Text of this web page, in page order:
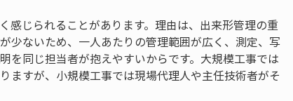
感じられることがあります。理由は、出来形管理の重
少ないため、一人あたりの管理範囲が広く、測定、写
を同じ担当者が抱えやすいからです。大規模工事では
ますが、小規模工事では現場代理人や主任技術者がそ